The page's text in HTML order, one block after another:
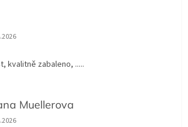
obchodu je 5 z 5 hvězdiček.
kvalitně zabaleno, .....
Muellerova
obchodu je 5 z 5 hvězdiček.